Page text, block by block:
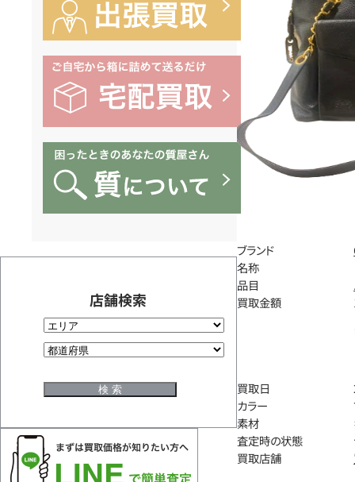
店舗検索
ブランド
名称
品目
買取金額
買取日
カラー
素材
査定時の状態
買取店舗